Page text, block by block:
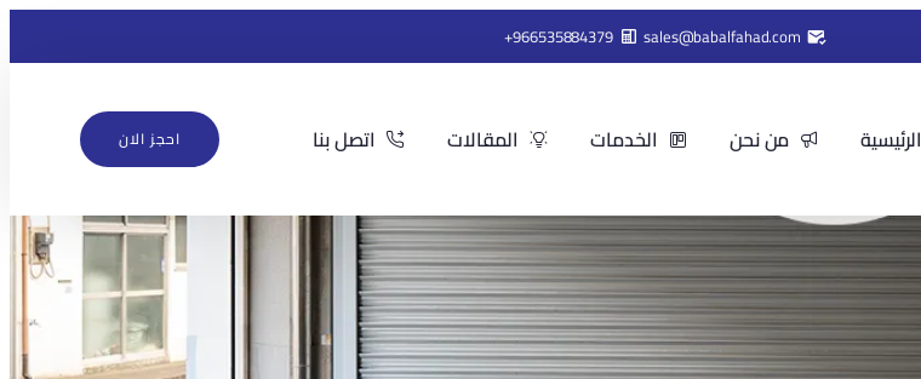
sales@babalfahad.com
966535884379+
الرئيسية من نحن الخدمات المقالات اتصل بنا احجز الان